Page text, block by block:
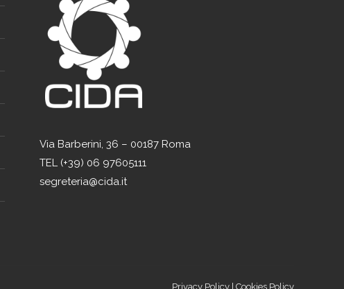
Via Barberini, 36 – 00187 Roma
TEL (+39) 06 97605111
segreteria@cida.it
Privacy Policy Cookies Policy